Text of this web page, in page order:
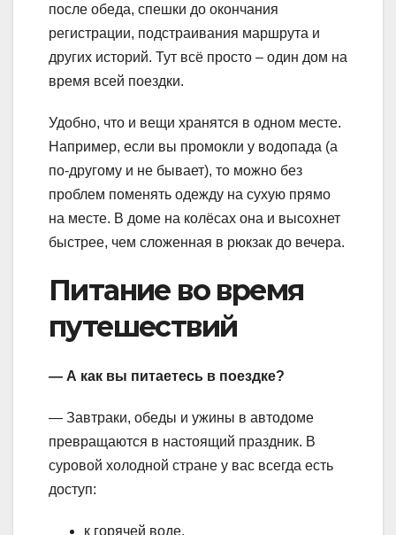
после обеда, спешки до окончания
регистрации, подстраивания маршрута и
других историй. Тут всё просто – один дом на
время всей поездки.
Удобно, что и вещи хранятся в одном месте.
Например, если вы промокли у водопада (а
по-другому и не бывает), то можно без
проблем поменять одежду на сухую прямо
на месте. В доме на колёсах она и высохнет
быстрее, чем сложенная в рюкзак до вечера.
Питание во время
путешествий
— А как вы питаетесь в поездке?
— Завтраки, обеды и ужины в автодоме
превращаются в настоящий праздник. В
суровой холодной стране у вас всегда есть
доступ:
к горячей воде,